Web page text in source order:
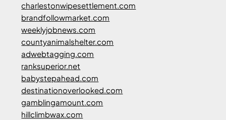
charlestonwipesettlement.com
brandfollowmarket.com
weeklyjobnews.com
countyanimalshelter.com
adwebtagging.com
ranksuperior.net
babystepahead.com
destinationoverlooked.com
gamblingamount.com
hillclimbwax.com